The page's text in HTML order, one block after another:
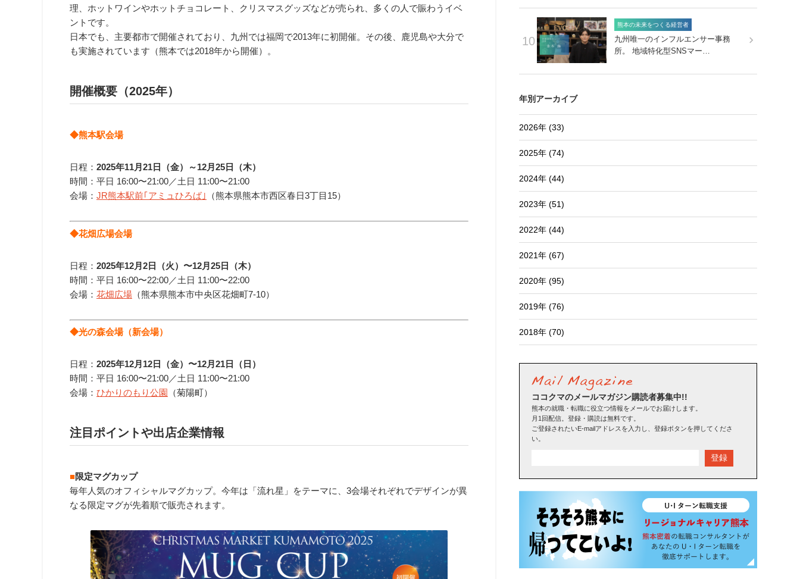
理、ホットワインやホットチョコレート、クリスマスグッズなどが売られ、多くの人で賑わうイベ
ントです。
日本でも、主要都市で開催されており、九州では福岡で2013年に初開催。その後、鹿児島や大分で
も実施されています（熊本では2018年から開催）。
開催概要（2025年）
◆熊本駅会場
日程： 2025年11月21日（金）～12月25日（木）
時間：平日 16:00〜21:00／土日 11:00〜21:00
会場： JR熊本駅前｢アミュひろば｣ （熊本県熊本市西区春日3丁目 15）
◆花畑広場会場
日程： 2025年12月2日（火）〜12月25日（木）
時間：平日 16:00〜22:00／土日 11:00〜22:00
会場： 花畑広場 （熊本県熊本市中央区花畑町7-10）
◆光の森会場（新会場）
日程： 2025年12月12日（金）〜12月21日（日）
時間：平日 16:00〜21:00／土日 11:00〜21:00
会場： ひかりのもり公園 （菊陽町）
注目ポイントや出店企業情報
■限定マグカップ
毎年人気のオフィシャルマグカップ。今年は「流れ星」をテーマに、3会場それぞれでデザインが異
なる限定マグが先着順で販売されます。
10
熊本の未来をつくる経営者
九州唯一のインフルエンサー事務
所。 地域特化型SNSマー…
年別アーカイブ
2026年 (33)
2025年 (74)
2024年 (44)
2023年 (51)
2022年 (44)
2021年 (67)
2020年 (95)
2019年 (76)
2018年 (70)
ココクマのメールマガジン購読者募集中!!
熊本の就職・転職に役立つ情報をメールでお届けします。
月1回配信。登録・購読は無料です。
ご登録されたいE-mailアドレスを入力し、登録ボタンを押してくださ
い。
登録